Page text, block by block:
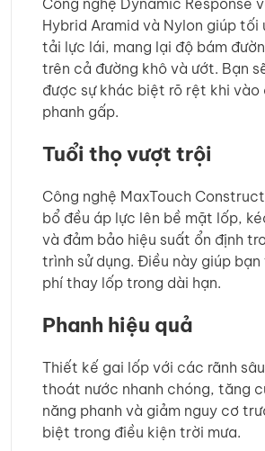
Hybrid Aramid và Nylon giúp tối
tải lực lái, mang lại độ bám
trên cả đường khô và ướt. Bạn
được sự khác biệt rõ rệt khi vào
phanh gấp.
Tuổi thọ vượt trội
Công nghệ MaxTouch
bổ đều áp lực lên bề mặt lốp,
và đảm bảo hiệu suất ổn định
trình sử dụng. Điều này giúp
phí thay lốp trong dài hạn.
Phanh hiệu quả
Thiết kế gai lốp với các rãnh
thoát nước nhanh chóng, tăng
năng phanh và giảm nguy cơ
biệt trong điều kiện trời mưa.